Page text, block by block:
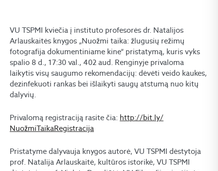
VU TSPMI kviečia į instituto profesorės dr. Natalijos
Arlauskaitės knygos „Nuožmi taika: žlugusių režimų
fotografija dokumentiniame kine“ pristatymą, kuris vyks
spalio 8 d., 17:30 val., 402 aud. Renginyje privaloma
laikytis visų saugumo rekomendacijų: dėvėti veido kaukes,
dezinfekuoti rankas bei išlaikyti saugų atstumą nuo kitų
dalyvių.
Privalomą registraciją rasite čia: http://bit.ly/
NuožmiTaikaRegistracija
Pristatyme dalyvauja knygos autorė, VU TSPMI dėstytoja
prof. Natalija Arlauskaitė, kultūros istorikė, VU TSPMI